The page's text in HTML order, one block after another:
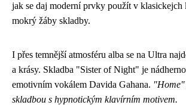
jak se daj moderní prvky použít v
mokrý žáby skladby.
I přes temnější atmosféru alba se na Ultra
a krásy. Skladba "Sister of Night" je
emotivním vokálem Davida Gahana.
skladbou s hypnotickým klavírním motivem.